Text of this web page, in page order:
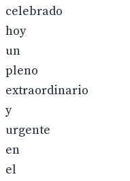
celebrado
hoy
un
pleno
extraordinario
y
urgente
en
el